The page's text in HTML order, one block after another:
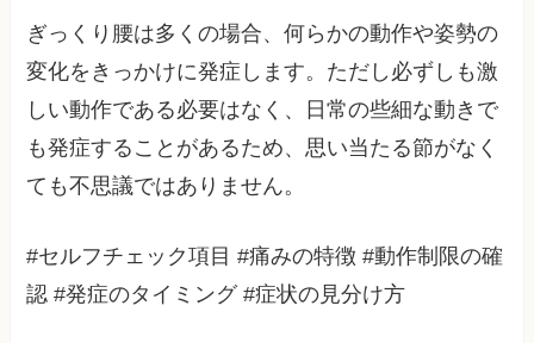
ぎっくり腰は多くの場合、何らかの動作や姿勢の
変化をきっかけに発症します。ただし必ずしも激
しい動作である必要はなく、日常の些細な動きで
も発症することがあるため、思い当たる節がなく
ても不思議ではありません。
#セルフチェック項目 #痛みの特徴 #動作制限の確
認 #発症のタイミング #症状の見分け方